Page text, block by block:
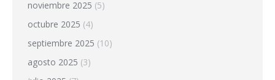
noviembre 2025 (5)
octubre 2025 (4)
septiembre 2025 (10)
agosto 2025 (3)